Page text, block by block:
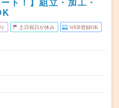
土日祝日が休み WEB登録OK